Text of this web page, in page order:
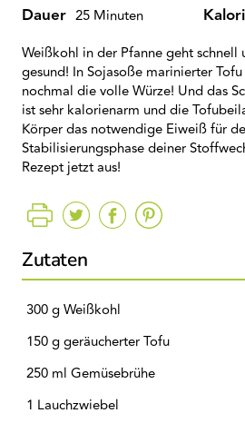
Dauer 25 Minuten
Weißkohl in der Pfanne geht schnell
gesund! In Sojasoße marinierter
nochmal die volle Würze! Und das
ist sehr kalorienarm und die
Körper das notwendige Eiweiß für
Stabilisierungsphase deiner
Rezept jetzt aus!
Zutaten
300 g Weißkohl
150 g geräucherter Tofu
250 ml Gemüsebrühe
1 Lauchzwiebel